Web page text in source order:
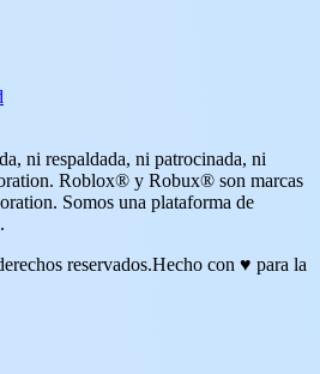
ni respaldada, ni patrocinada, ni
Roblox® y Robux® son marcas
Somos una plataforma de
reservados.Hecho con ♥ para la